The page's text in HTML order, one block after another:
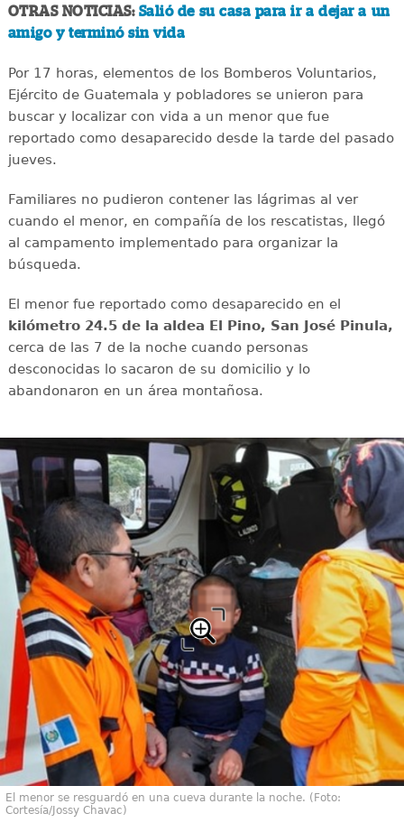
OTRAS NOTICIAS: Salió de su casa para ir a dejar a un
amigo y terminó sin vida
Por 17 horas, elementos de los Bomberos Voluntarios,
Ejército de Guatemala y pobladores se unieron para
buscar y localizar con vida a un menor que fue
reportado como desaparecido desde la tarde del pasado
jueves.
Familiares no pudieron contener las lágrimas al ver
cuando el menor, en compañía de los rescatistas, llegó
al campamento implementado para organizar la
búsqueda.
El menor fue reportado como desaparecido en el
kilómetro 24.5 de la aldea El Pino, San José Pinula,
cerca de las 7 de la noche cuando personas
desconocidas lo sacaron de su domicilio y lo
abandonaron en un área montañosa.
El menor se resguardó en una cueva durante la noche. (Foto:
Cortesía/Jossy Chavac)